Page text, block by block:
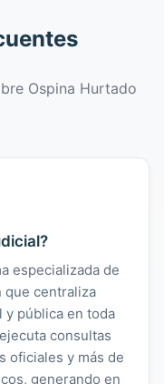
Ospina Hurtado
especializada de
centraliza
y pública en toda
consultas
oficiales y más de
generando en